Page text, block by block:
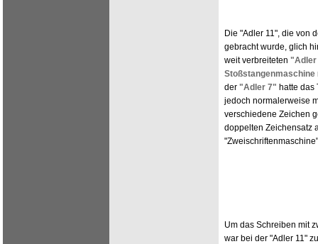
Die "Adler 11", die von
gebracht wurde, glich
weit verbreiteten "Adler
Stoßstangenmaschine
der "Adler 7" hatte das
jedoch normalerweise
verschiedene Zeichen
doppelten Zeichensatz
Um das Schreiben mit
war bei der "Adler 11"